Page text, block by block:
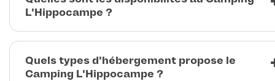
L'Hippocampe ?
Quels types d'hébergement propose le
Camping L'Hippocampe ?